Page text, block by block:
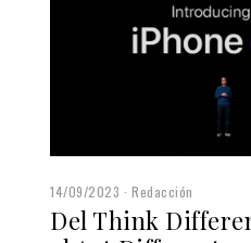
14/09/2023 Redacción
Del Think